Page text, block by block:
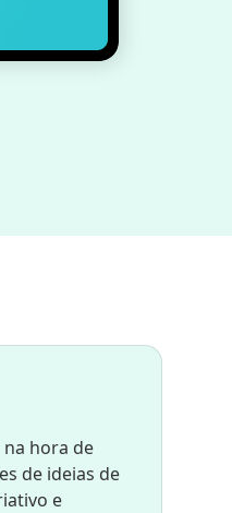
hora de
de ideias de
e